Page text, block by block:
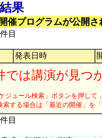
果
催プログラムが公開さ
目
発表日時
では講演が見つ
ジュール検索」ボタンを押して
索する場合は「最近の開催」を
目